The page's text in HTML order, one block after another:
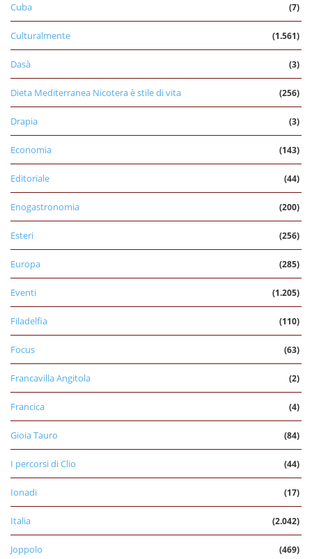
Cuba (7)
Culturalmente (1.561)
Dasà (3)
Dieta Mediterranea Nicotera è stile di vita (256)
Drapia (3)
Economia (143)
Editoriale (44)
Enogastronomia (200)
Esteri (256)
Europa (285)
Eventi (1.205)
Filadelfia (110)
Focus (63)
Francavilla Angitola (2)
Francica (4)
Gioia Tauro (84)
I percorsi di Clio (44)
Ionadi (17)
Italia (2.042)
Joppolo (469)